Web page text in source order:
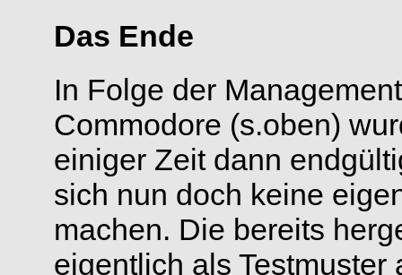
Das Ende
In Folge der
Commodore (s.oben)
einiger Zeit dann
sich nun doch keine
machen. Die bereits
eigentlich als Testmuster